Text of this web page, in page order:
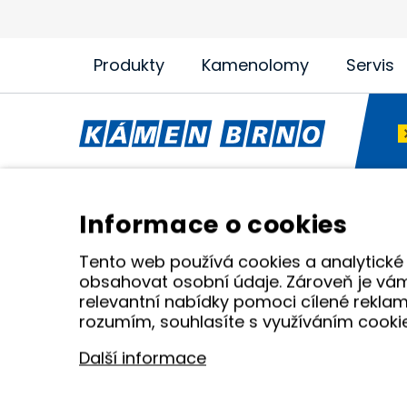
Produkty Kamenolomy Servis
Pneumatické nářadí
Elektrické nářadí Makita
Závěsná hydraulická kladiva
Kámen Brno, spol. s r.o. – spolehlivý partner
nářadí v Tišnově. Specializujeme se na
Informace o cookies
Tento web používá cookies a
obsahovat osobní údaje. Zároveň je
relevantní nabídky pomoci cílené
rozumím, souhlasíte s využíváním
Další informace